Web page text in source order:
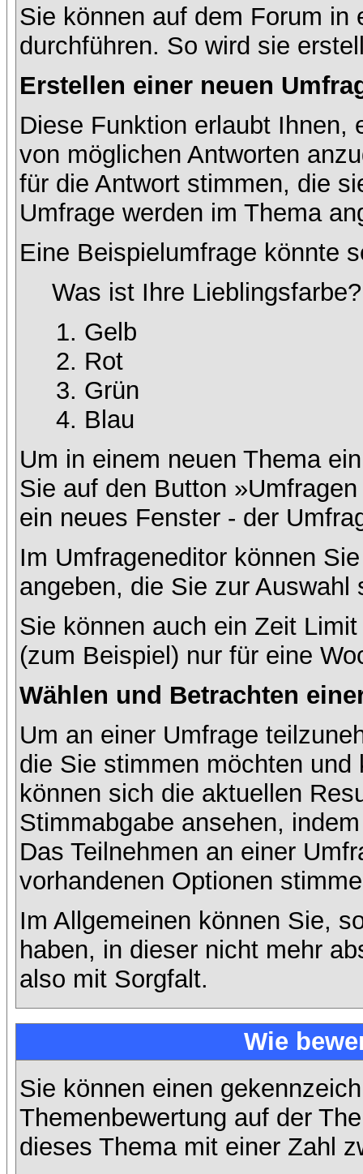
Sie können auf dem Forum in
durchführen. So wird sie
Erstellen einer neuen
Diese Funktion erlaubt Ihnen,
von möglichen Antworten
für die Antwort stimmen, die
Umfrage werden im Thema
Eine Beispielumfrage könnte
Was ist Ihre Lieblingsfarbe?
Gelb
Rot
Grün
Blau
Um in einem neuen Thema
Sie auf den Button
ein neues Fenster - der
Im Umfrageneditor können
angeben, die Sie zur Auswahl
Sie können auch ein Zeit
(zum Beispiel) nur für eine
Wählen und Betrachten
Um an einer Umfrage
die Sie stimmen möchten
können sich die aktuellen
Stimmabgabe ansehen,
Das Teilnehmen an einer
vorhandenen Optionen
Im Allgemeinen können Sie,
haben, in dieser nicht mehr
also mit Sorgfalt.
Wie
Sie können einen
Themenbewertung auf der
dieses Thema mit einer Zahl